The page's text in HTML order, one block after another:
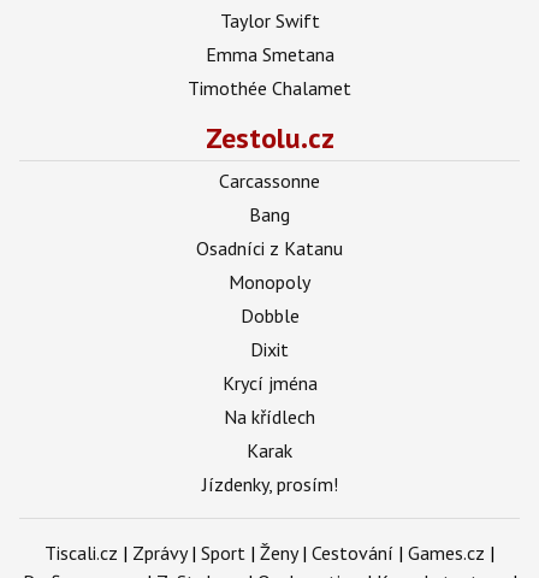
Taylor Swift
Emma Smetana
Timothée Chalamet
Zestolu.cz
Carcassonne
Bang
Osadníci z Katanu
Monopoly
Dobble
Dixit
Krycí jména
Na křídlech
Karak
Jízdenky, prosím!
Tiscali.cz | Zprávy| Sport | Ženy| Cestování | Games.cz |